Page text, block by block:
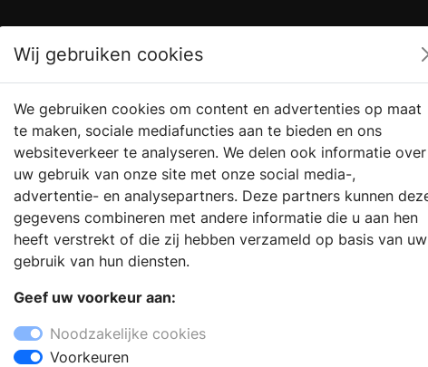
VERKOOPLOCATIE
VINDEN
Wij gebruiken cookies
We gebruiken cookies om content en advertenties op maat
te maken, sociale mediafuncties aan te bieden en ons
websiteverkeer te analyseren. We delen ook informatie over
uw gebruik van onze site met onze social media-,
advertentie- en analysepartners. Deze partners kunnen
gegevens combineren met andere informatie die u aan hen
heeft verstrekt of die zij hebben verzameld op basis van uw
gebruik van hun diensten.
Geef uw voorkeur aan:
Noodzakelijke cookies
Voorkeuren